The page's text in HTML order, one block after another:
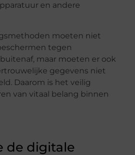
en andere
moeten niet
tegen
maar moeten er ook
gegevens niet
Daarom is het veilig
van vitaal belang binnen
de digitale